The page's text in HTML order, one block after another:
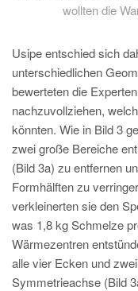
wollten die
Usipe entschied sich
unterschiedlichen
bewerteten die
nachzuvollziehen,
könnten. Wie in Bild 3
zwei große Bereiche
(Bild 3a) zu entfernen
Formhälften zu
verkleinerten sie den
was 1,8 kg Schmelze
Wärmezentren
alle vier Ecken und
Symmetrieachse (Bild